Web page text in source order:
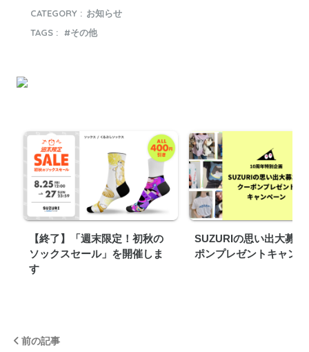
CATEGORY : お知らせ
TAGS :
その他
【終了】「週末限定！初秋の
ソックスセール」を開催しま
す
SUZURIの思い出大募集
ポンプレゼントキャン
前の記事